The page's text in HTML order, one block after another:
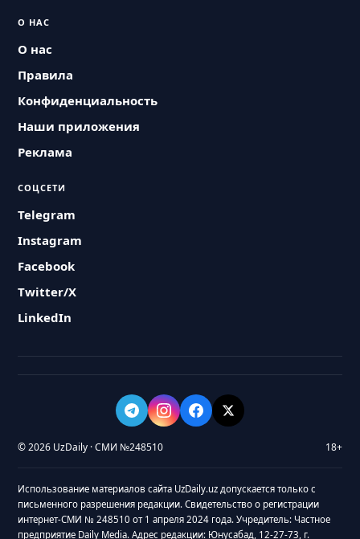
О НАС
О нас
Правила
Конфиденциальность
Наши приложения
Реклама
СОЦСЕТИ
Telegram
Instagram
Facebook
Twitter/X
LinkedIn
© 2026 UzDaily · СМИ №248510 18+
Использование материалов сайта UzDaily.uz допускается только с
письменного разрешения редакции. Свидетельство о регистрации
интернет-СМИ № 248510 от 1 апреля 2024 года. Учредитель: Частное
предприятие Daily Media. Адрес редакции: Юнусабад, 12-27-73, г.